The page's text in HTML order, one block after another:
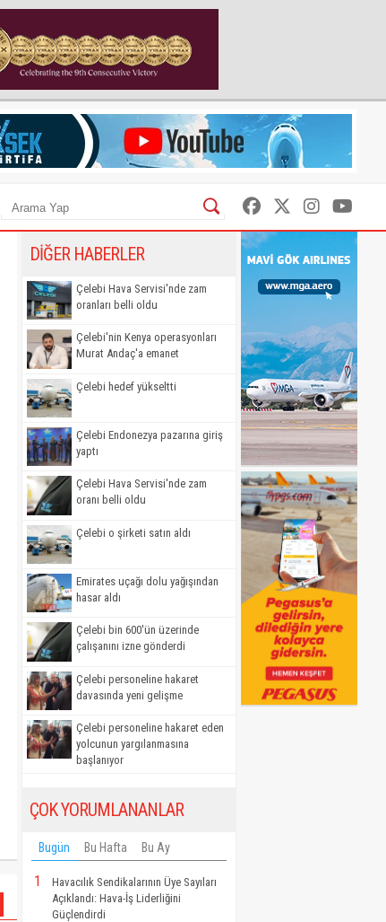
DİĞER HABERLER
Çelebi Hava Servisi'nde zam
oranları belli oldu
Çelebi'nin Kenya operasyonları
Murat Andaç'a emanet
Çelebi hedef yükseltti
Çelebi Endonezya pazarına giriş
yaptı
Çelebi Hava Servisi'nde zam
oranı belli oldu
Çelebi o şirketi satın aldı
Emirates uçağı dolu yağışından
hasar aldı
Çelebi bin 600'ün üzerinde
çalışanını izne gönderdi
Çelebi personeline hakaret
davasında yeni gelişme
Çelebi personeline hakaret eden
yolcunun yargılanmasına
başlanıyor
ÇOK YORUMLANANLAR
Bugün Bu Hafta Bu Ay
1
Havacılık Sendikalarının Üye Sayıları
Açıklandı: Hava-İş Liderliğini
Güçlendirdi